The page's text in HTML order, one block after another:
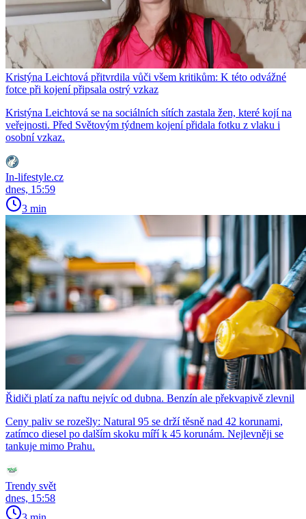
Kristýna Leichtová přitvrdila vůči všem kritikům: K této odvážné
fotce při kojení připsala ostrý vzkaz
Kristýna Leichtová se na sociálních sítích zastala žen, které kojí na
veřejnosti. Před Světovým týdnem kojení přidala fotku z vlaku i
osobní vzkaz.
In-lifestyle.cz
dnes, 15:59
3 min
Řidiči platí za naftu nejvíc od dubna. Benzín ale překvapivě zlevnil
Ceny paliv se rozešly: Natural 95 se drží těsně nad 42 korunami,
zatímco diesel po dalším skoku míří k 45 korunám. Nejlevněji se
tankuje mimo Prahu.
Trendy svět
dnes, 15:58